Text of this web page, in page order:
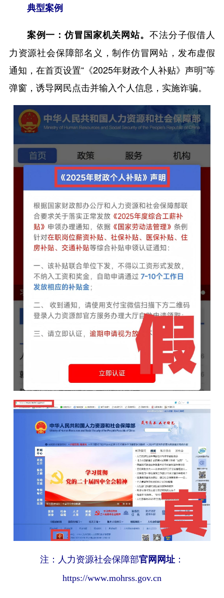
典型案例
案例一：仿冒国家机关网站。 不法分子假借人
力资源社会保障部名义，制作仿冒网站，发布虚假
通知，在首页设置“《2025年财政个人补贴》声明”等
弹窗，诱导网民点击并输入个人信息，实施诈骗。
注：人力资源社会保障部官网网址 ：
https://www.mohrss.gov.cn